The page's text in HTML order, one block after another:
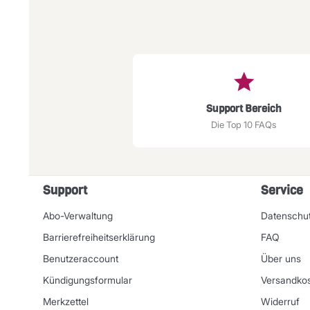
Support Bereich
Die Top 10 FAQs
Support
Abo-Verwaltung
Barrierefreiheitserklärung
Benutzeraccount
Kündigungsformular
Merkzettel
Service
FAQ
Über uns
Widerruf